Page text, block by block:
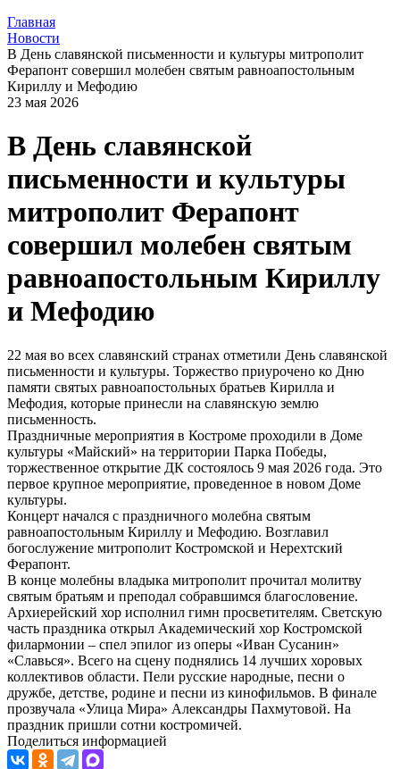
Главная
Новости
В День славянской письменности и культуры митрополит
Ферапонт совершил молебен святым равноапостольным
Кириллу и Мефодию
23 мая 2026
В День славянской
письменности и культуры
митрополит Ферапонт
совершил молебен святым
равноапостольным Кириллу
и Мефодию
22 мая во всех славянский странах отметили День славянской
письменности и культуры. Торжество приурочено ко Дню
памяти святых равноапостольных братьев Кирилла и
Мефодия, которые принесли на славянскую землю
письменность.
Праздничные мероприятия в Костроме проходили в Доме
культуры «Майский» на территории Парка Победы,
торжественное открытие ДК состоялось 9 мая 2026 года. Это
первое крупное мероприятие, проведенное в новом Доме
культуры.
Концерт начался с праздничного молебна святым
равноапостольным Кириллу и Мефодию. Возглавил
богослужение митрополит Костромской и Нерехтский
Ферапонт.
В конце молебны владыка митрополит прочитал молитву
святым братьям и преподал собравшимся благословение.
Архиерейский хор исполнил гимн просветителям. Светскую
часть праздника открыл Академический хор Костромской
филармонии – спел эпилог из оперы «Иван Сусанин»
«Славься». Всего на сцену поднялись 14 лучших хоровых
коллективов области. Пели русские народные, песни о
дружбе, детстве, родине и песни из кинофильмов. В финале
прозвучала «Улица Мира» Александры Пахмутовой. На
праздник пришли сотни костромичей.
Поделиться информацией